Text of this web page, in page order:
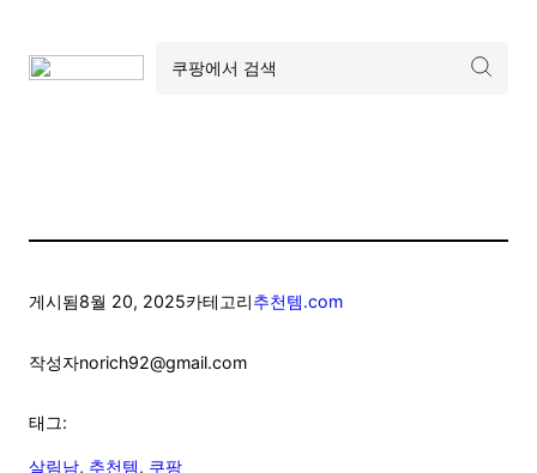
게시됨8월 20, 2025카테고리추천템.com
작성자norich92@gmail.com
태그:
살림남, 추천템, 쿠팡